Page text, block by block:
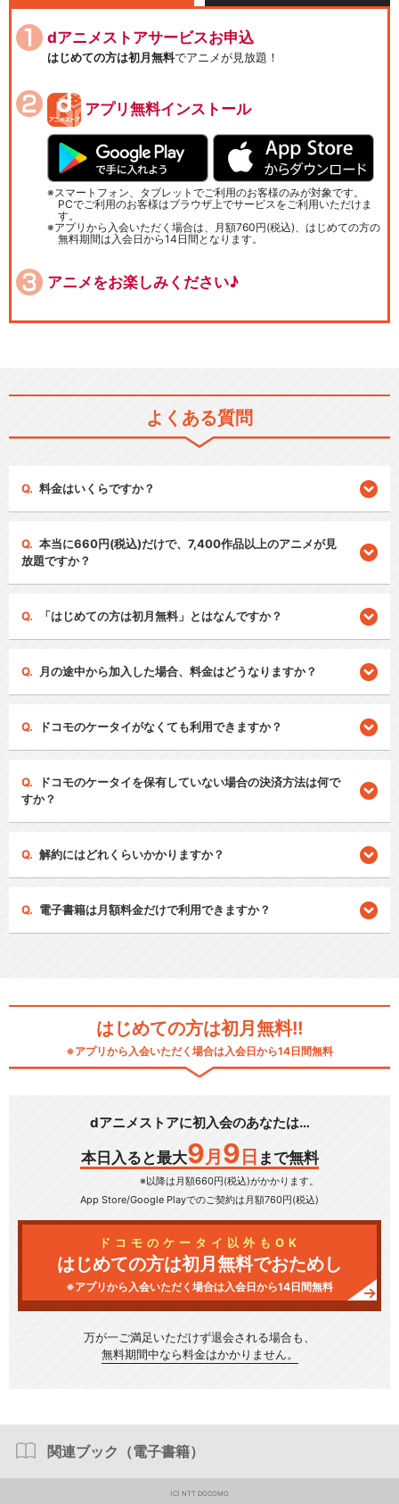
dアニメストアサービスお申込
はじめての方は初月無料でアニメが見放題！
アプリ無料インストール
スマートフォン、タブレットでご利用のお客様のみが対象です。
PCでご利用のお客様はブラウザ上でサービスをご利用いただけま
す。
アプリから入会いただく場合は、月額760円(税込)、はじめての方の
無料期間は入会日から14日間となります。
アニメをお楽しみください♪
よくある質問
料金はいくらですか？
本当に660円(税込)だけで、7,400作品以上のアニメが見
放題ですか？
「はじめての方は初月無料」とはなんですか？
月の途中から加入した場合、料金はどうなりますか？
ドコモのケータイがなくても利用できますか？
ドコモのケータイを保有していない場合の決済方法は何で
すか？
解約にはどれくらいかかりますか？
電子書籍は月額料金だけで利用できますか？
はじめての方は初月無料!!
※アプリから入会いただく場合は入会日から14日間無料
dアニメストアに初入会のあなたは…
本日入ると最大9 月 9 日 まで無料
※以降は月額660円(税込)がかかります。
App Store/Google Playでのご契約は月額760円(税込)
ドコモのケータイ以外もOK
はじめての方は初月無料でおためし
※アプリから入会いただく場合は入会日から14日間無料
万が一ご満足いただけず退会される場合も、
無料期間中なら料金はかかりません。
関連ブック（電子書籍）
(C) NTT DOCOMO